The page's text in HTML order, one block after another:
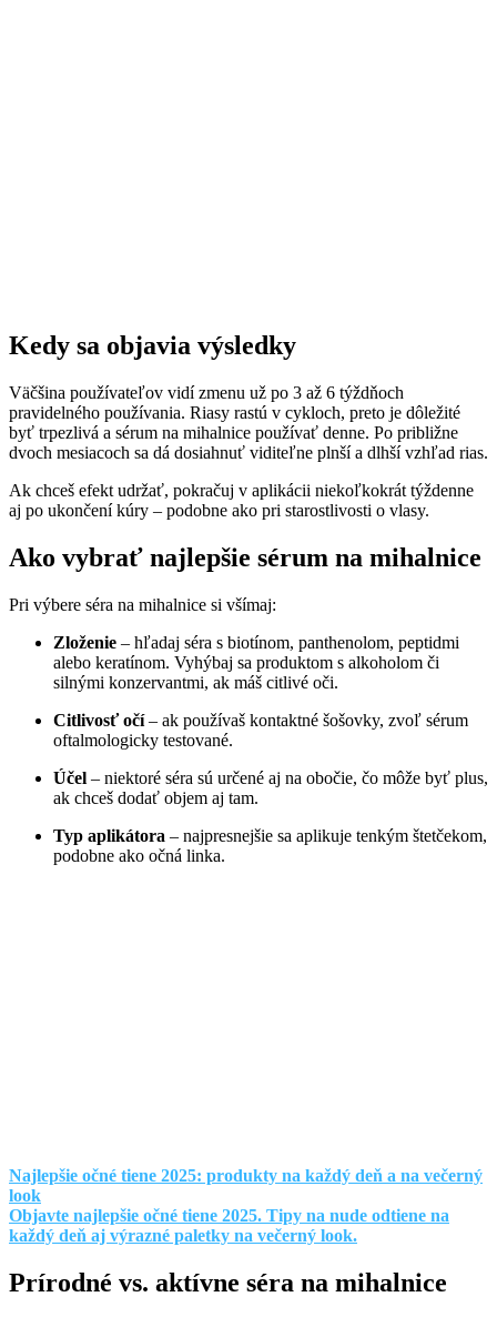
Kedy sa objavia výsledky
Väčšina používateľov vidí zmenu už po 3 až 6 týždňoch
pravidelného používania. Riasy rastú v cykloch, preto je dôležité
byť trpezlivá a sérum na mihalnice používať denne. Po približne
dvoch mesiacoch sa dá dosiahnuť viditeľne plnší a dlhší vzhľad rias.
Ak chceš efekt udržať, pokračuj v aplikácii niekoľkokrát týždenne
aj po ukončení kúry – podobne ako pri starostlivosti o vlasy.
Ako vybrať najlepšie sérum na mihalnice
Pri výbere séra na mihalnice si všímaj:
Zloženie – hľadaj séra s biotínom, panthenolom, peptidmi
alebo keratínom. Vyhýbaj sa produktom s alkoholom či
silnými konzervantmi, ak máš citlivé oči.
Citlivosť očí– ak používaš kontaktné šošovky, zvoľ sérum
oftalmologicky testované.
Účel – niektoré séra sú určené aj na obočie, čo môže byť plus,
ak chceš dodať objem aj tam.
Typ aplikátora – najpresnejšie sa aplikuje tenkým štetčekom,
podobne ako očná linka.
Najlepšie očné tiene 2025: produkty na každý deň a na večerný
look
Objavte najlepšie očné tiene 2025. Tipy na nude odtiene na
každý deň aj výrazné paletky na večerný look.
Prírodné vs. aktívne séra na mihalnice